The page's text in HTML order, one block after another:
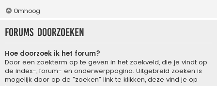
Omhoog
Forums doorzoeken
Hoe doorzoek ik het forum?
Door een zoekterm op te geven in het zoekveld, die je vindt op
de index-, forum- en onderwerppagina. Uitgebreid zoeken is
mogelijk door op de "zoeken" link te klikken, deze vind je op